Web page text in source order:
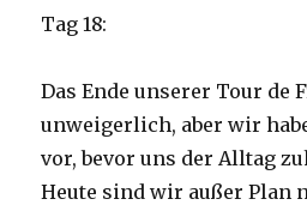
Tag 18:
Das Ende unserer Tour de
unweigerlich, aber wir
vor, bevor uns der Alltag
Heute sind wir außer Plan